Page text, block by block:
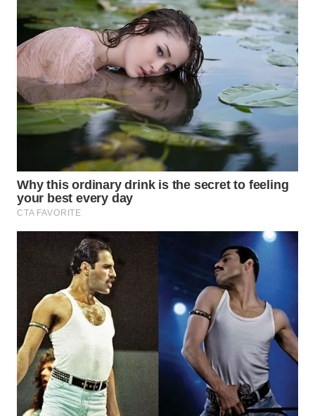
WN
BORNEO
Wahana
Media
Group
WAHANA
WAHANA
TANI
ADVOKAT
WAHANA
INFRASTRUKTUR
WAHANA
KONSUMEN
WAHANA
LISTRIK